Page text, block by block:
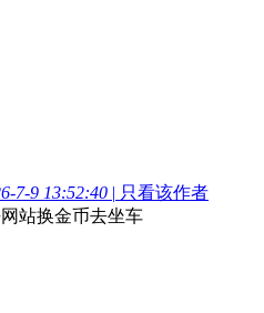
7-9 13:52:40 | 只看该作者
站换金币去坐车